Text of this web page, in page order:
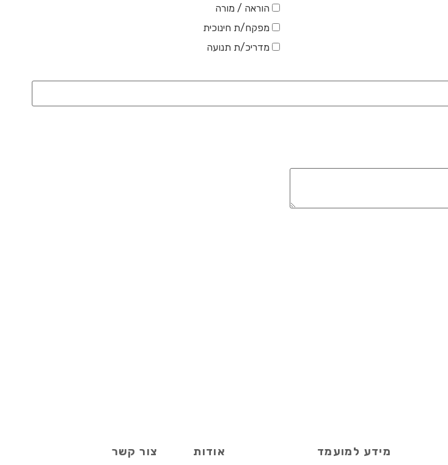
הוראה / מורה
מפקח/ת חינוכית
מדריכ/ת תנועה
מידע למועמד אודות צור קשר